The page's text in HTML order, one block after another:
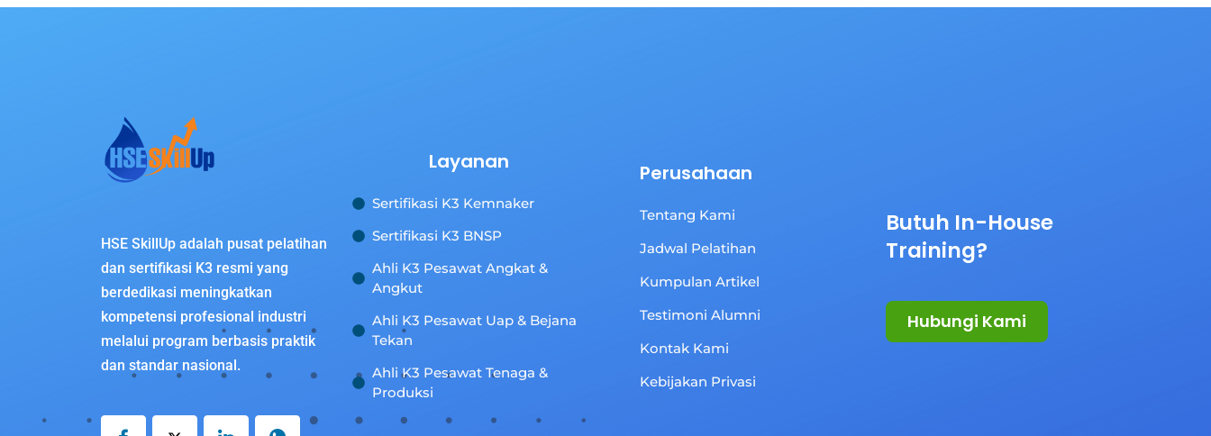
HSE SkillUp adalah pusat pelatihan
dan sertifikasi K3 resmi yang
berdedikasi meningkatkan
kompetensi profesional industri
melalui program berbasis praktik
dan standar nasional.
Layanan
Sertifikasi K3 Kemnaker
Sertifikasi K3 BNSP
Ahli K3 Pesawat Angkat &
Angkut
Ahli K3 Pesawat Uap & Bejana
Tekan
Ahli K3 Pesawat Tenaga &
Produksi
Perusahaan
Tentang Kami
Jadwal Pelatihan
Kumpulan Artikel
Testimoni Alumni
Kontak Kami
Kebijakan Privasi
Butuh In-House
Training?
Hubungi Kami